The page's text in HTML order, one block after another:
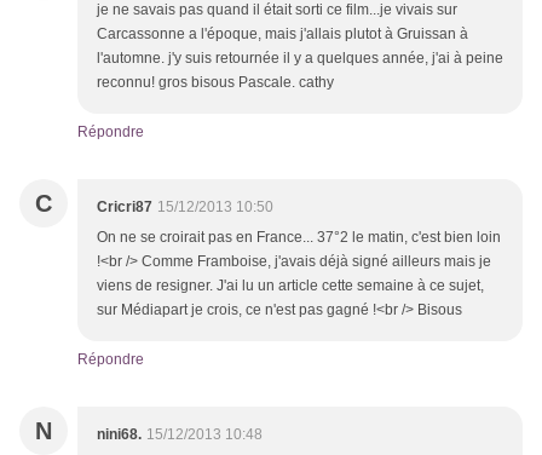
je ne savais pas quand il était sorti ce film...je vivais sur
Carcassonne a l'époque, mais j'allais plutot à Gruissan à
l'automne. j'y suis retournée il y a quelques année, j'ai à peine
reconnu! gros bisous Pascale. cathy
Répondre
C Cricri87 15/12/2013 10:50
On ne se croirait pas en France... 37°2 le matin, c'est bien loin
!<br /> Comme Framboise, j'avais déjà signé ailleurs mais je
viens de resigner. J'ai lu un article cette semaine à ce sujet,
sur Médiapart je crois, ce n'est pas gagné !<br /> Bisous
Répondre
N nini68. 15/12/2013 10:48